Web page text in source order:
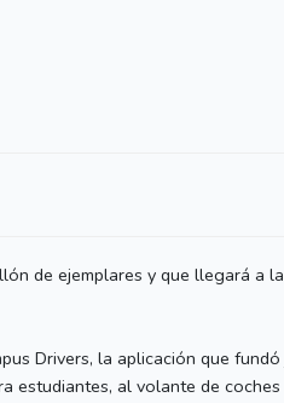
de ejemplares y que llegará a
Drivers, la aplicación que
al volante de